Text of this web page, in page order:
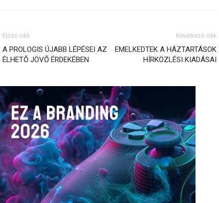
Előző cikk
A PROLOGIS ÚJABB LÉPÉSEI AZ
ÉLHETŐ JÖVŐ ÉRDEKÉBEN
Következő cikk
EMELKEDTEK A HÁZTARTÁSOK
HÍRKÖZLÉSI KIADÁSAI